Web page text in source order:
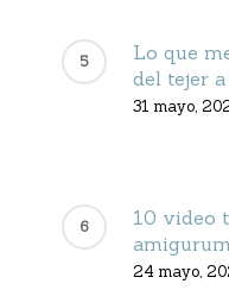
Lo que
del tejer
31 mayo,
10 video
24 mayo,